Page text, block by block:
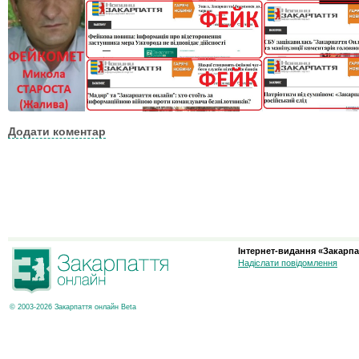
Додати коментар
© 2003-2026 Закарпаття онлайн Beta
Інтернет-видання
Надіслати повідомлення